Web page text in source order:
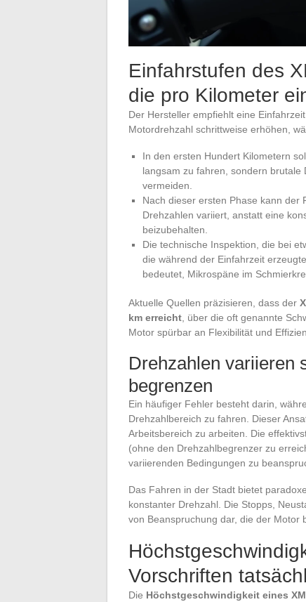
Einfahrstufen des
die pro Kilometer
Der Hersteller empfiehlt eine
Motordrehzahl schrittweise erhöhen,
In den ersten Hundert Kilometern
langsam zu fahren, sondern brutale
vermeiden.
Nach dieser ersten Phase kann
Drehzahlen variiert, anstatt eine
beizubehalten.
Die technische Inspektion, die bei
die während der Einfahrzeit
bedeutet, Mikrospäne im
Aktuelle Quellen präzisieren, dass der
km erreicht, über die oft genannte
Motor spürbar an Flexibilität und
Drehzahlen variieren
begrenzen
Ein häufiger Fehler besteht darin,
Drehzahlbereich zu fahren. Dieser
Arbeitsbereich zu arbeiten. Die
(ohne den Drehzahlbegrenzer zu
variierenden Bedingungen zu
Das Fahren in der Stadt bietet
konstanter Drehzahl. Die Stopps,
von Beanspruchung dar, die der Motor
Vorschriften
Die Höchstgeschwindigkeit eines